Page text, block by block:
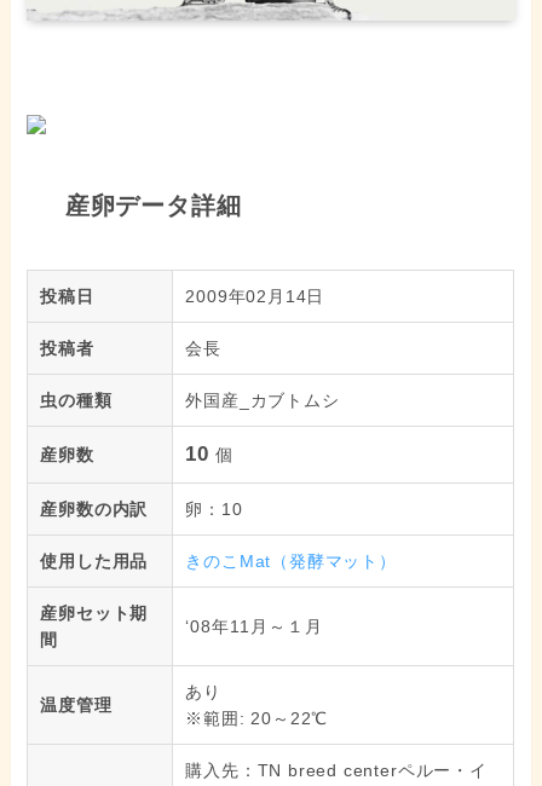
産卵データ詳細
投稿日 2009年02月14日
投稿者 会長
虫の種類 外国産_カブトムシ
産卵数 10 個
産卵数の内訳 卵：10
使用した用品 きのこMat（発酵マット）
産卵セット期
間
‘08年11月～１月
温度管理
あり
※範囲: 20～22℃
購入先：TN breed centerペルー・イ